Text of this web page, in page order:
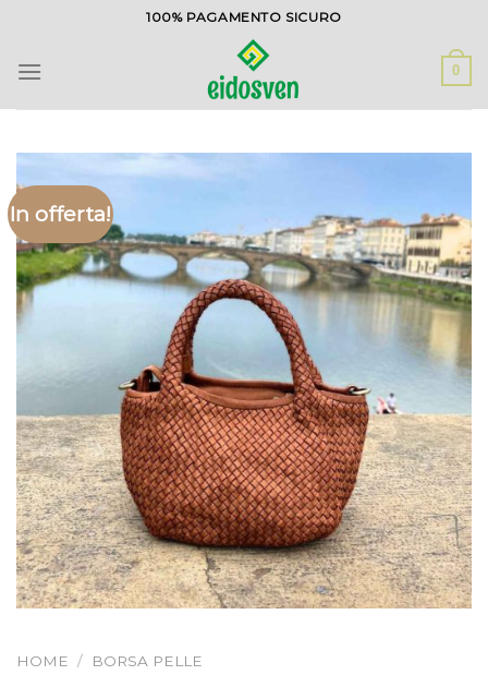
contenuti
100% PAGAMENTO SICURO
0
In offerta!
HOME / BORSA PELLE